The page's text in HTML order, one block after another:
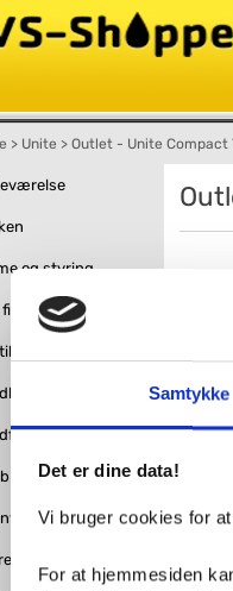
Samtykke
Det er dine data!
Vi bruger cookies for
For at hjemmesiden
> Unite > Outlet - Unite Compact
og styring
og tilbehør
og stophaner
kloak
Antal